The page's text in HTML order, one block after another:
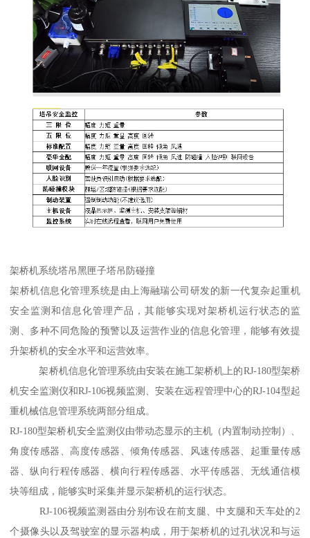
架桥机系统塔吊黑匣子塔吊防碰撞
架桥机信息化管理系统是由上海融瑞公司研发的新一代复杂起重机
安全监测和信息化管理产品，其能够实现对架桥机运行状态的监
测、多种不同危险的预警以及运营作业的信息化管理，能够有效提
升架桥机的安全水平和运营效率。
架桥机信息化管理系统由安装在施工架桥机上的RJ-180型架桥
机安全监测仪和RJ-106视频监测、安装在远程管理中心的RJ-104型起
重机械信息管理系统两部分组成。
RJ-180型架桥机安全监测仪由带动态显示的主机（内置制动控制）、
角度传感器、高度传感器、倾角传感器、风速传感器、起重量传感
器、纵向行程传感器、横向行程传感器、水平传感器、无线通信模
块等组成，能够实时采集并显示架桥机的运行状态。
RJ-106视频监测器由分别布设在前支腿、中支腿和天车处的2
个摄像头以及驾驶室的显示器构成，用于架桥机的过孔状况和与运